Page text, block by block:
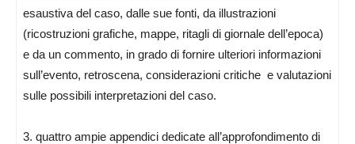
esaustiva del caso, dalle sue fonti, da illustrazioni
(ricostruzioni grafiche, mappe, ritagli di giornale dell’epoca)
e da un commento, in grado di fornire ulteriori informazioni
sull’evento, retroscena, considerazioni critiche e valutazioni
sulle possibili interpretazioni del caso.
3. quattro ampie appendici dedicate all’approfondimento di